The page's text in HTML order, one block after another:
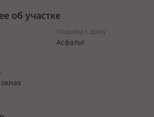
об участке
Подъезд к дому
Асфальт